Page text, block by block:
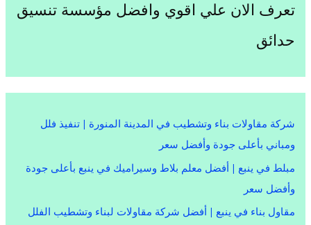
تعرف الان علي اقوي وافضل مؤسسة تنسيق
حدائق
شركة مقاولات بناء وتشطيب في المدينة المنورة | تنفيذ فلل
ومباني بأعلى جودة وأفضل سعر
مبلط في ينبع | أفضل معلم بلاط وسيراميك في ينبع بأعلى جودة
وأفضل سعر
مقاول بناء في ينبع | أفضل شركة مقاولات لبناء وتشطيب الفلل